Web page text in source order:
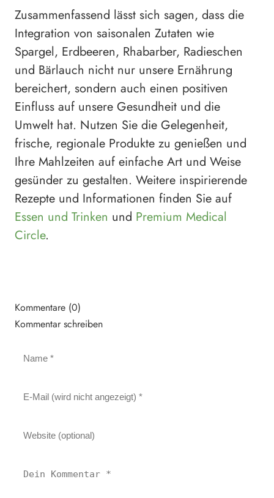
Zusammenfassend lässt sich sagen, dass die
Integration von saisonalen Zutaten wie
Spargel, Erdbeeren, Rhabarber, Radieschen
und Bärlauch nicht nur unsere Ernährung
bereichert, sondern auch einen positiven
Einfluss auf unsere Gesundheit und die
Umwelt hat. Nutzen Sie die Gelegenheit,
frische, regionale Produkte zu genießen und
Ihre Mahlzeiten auf einfache Art und Weise
gesünder zu gestalten. Weitere inspirierende
Rezepte und Informationen finden Sie auf
Essen und Trinken und Premium Medical
Circle.
Kommentare (0)
Kommentar schreiben